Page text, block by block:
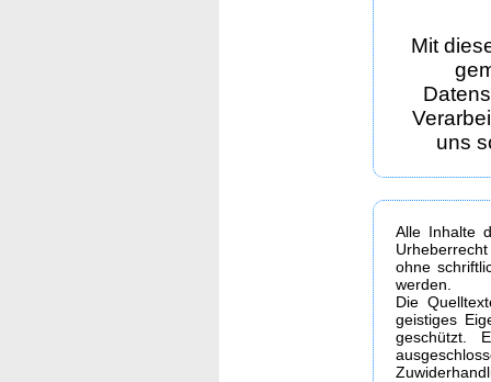
Mit
uns
Alle Inhalte
ohne
werden.
Die
geistiges
geschützt.